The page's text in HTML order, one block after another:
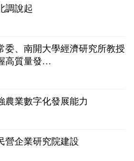
調說起
委、南開大學經濟研究所教授
高質量發…
農業數字化發展能力
營企業研究院建設